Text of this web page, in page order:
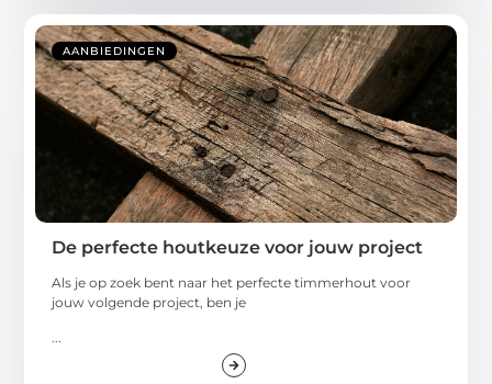
AANBIEDINGEN
De perfecte houtkeuze voor jouw project
Als je op zoek bent naar het perfecte timmerhout voor
jouw volgende project, ben je
...